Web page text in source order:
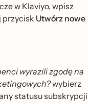
w Klaviyo, wpisz
przycisk Utwórz nowe
wyrazili zgodę na
wybierz
statusu subskrypcji